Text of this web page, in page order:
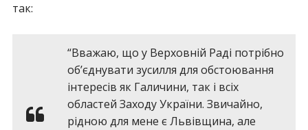
так:
“Вважаю, що у Верховній Раді потрібно
об’єднувати зусилля для обстоювання
інтересів як Галичини, так і всіх
областей Заходу України. Звичайно,
рідною для мене є Львівщина, але